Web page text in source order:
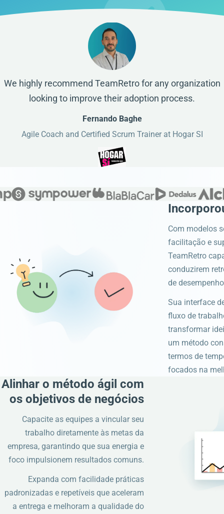
We highly recommend TeamRetro for any organization
looking to improve their adoption process.
Fernando Baghe
Agile Coach and Certified Scrum Trainer at Hogar SI
Com modelos
facilitação e
TeamRetro
conduzirem
de
Sua interface
fluxo de
transformar
um método
termos de
focados na
Alinhar o método ágil com
os objetivos de negócios
Capacite as equipes a vincular seu
trabalho diretamente às metas da
empresa, garantindo que sua energia e
foco impulsionem resultados comuns.
Expanda com facilidade práticas
padronizadas e repetíveis que aceleram
a entrega e melhoram a qualidade do